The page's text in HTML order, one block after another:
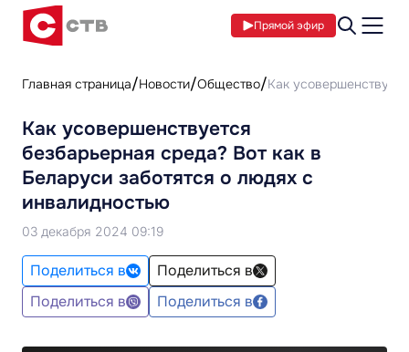
Прямой эфир
Главная страница Новости Общество Как
Как усовершенствуется
безбарьерная среда? Вот как в
Беларуси заботятся о людях с
инвалидностью
03 декабря 2024 09:19
Поделиться в
Поделиться в
Поделиться в
Поделиться в